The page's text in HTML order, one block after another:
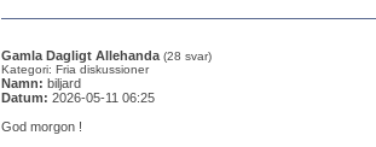
Gamla Dagligt Allehanda (28 svar)
Kategori: Fria diskussioner
Namn: biljard
Datum: 2026-05-11 06:25
God morgon !